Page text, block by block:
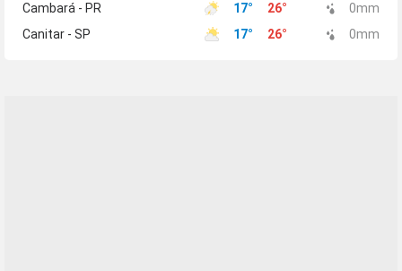
Cambará - PR
17° 26° 0mm
Canitar - SP
17° 26° 0mm